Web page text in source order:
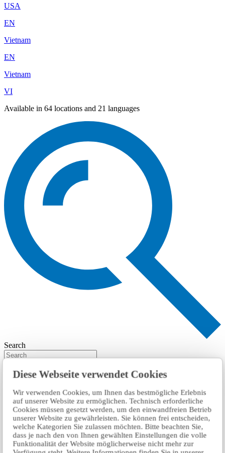
Diese Webseite verwendet Cookies
Wir verwenden Cookies, um Ihnen das bestmögliche Erlebnis
auf unserer Website zu ermöglichen. Technisch erforderliche
Cookies müssen gesetzt werden, um den einwandfreien Betrieb
unserer Website zu gewährleisten. Sie können frei entscheiden,
welche Kategorien Sie zulassen möchten. Bitte beachten Sie,
dass je nach den von Ihnen gewählten Einstellungen die volle
Funktionalität der Website möglicherweise nicht mehr zur
USA
EN
Vietnam
EN
Vietnam
VI
Available in 64 locations and 21 languages
Search